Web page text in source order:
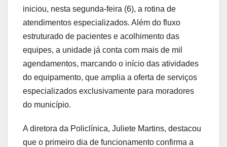
iniciou, nesta segunda-feira (6), a rotina de
atendimentos especializados. Além do fluxo
estruturado de pacientes e acolhimento das
equipes, a unidade já conta com mais de mil
agendamentos, marcando o início das atividades
do equipamento, que amplia a oferta de serviços
especializados exclusivamente para moradores
do município.
A diretora da Policlínica, Juliete Martins, destacou
que o primeiro dia de funcionamento confirma a